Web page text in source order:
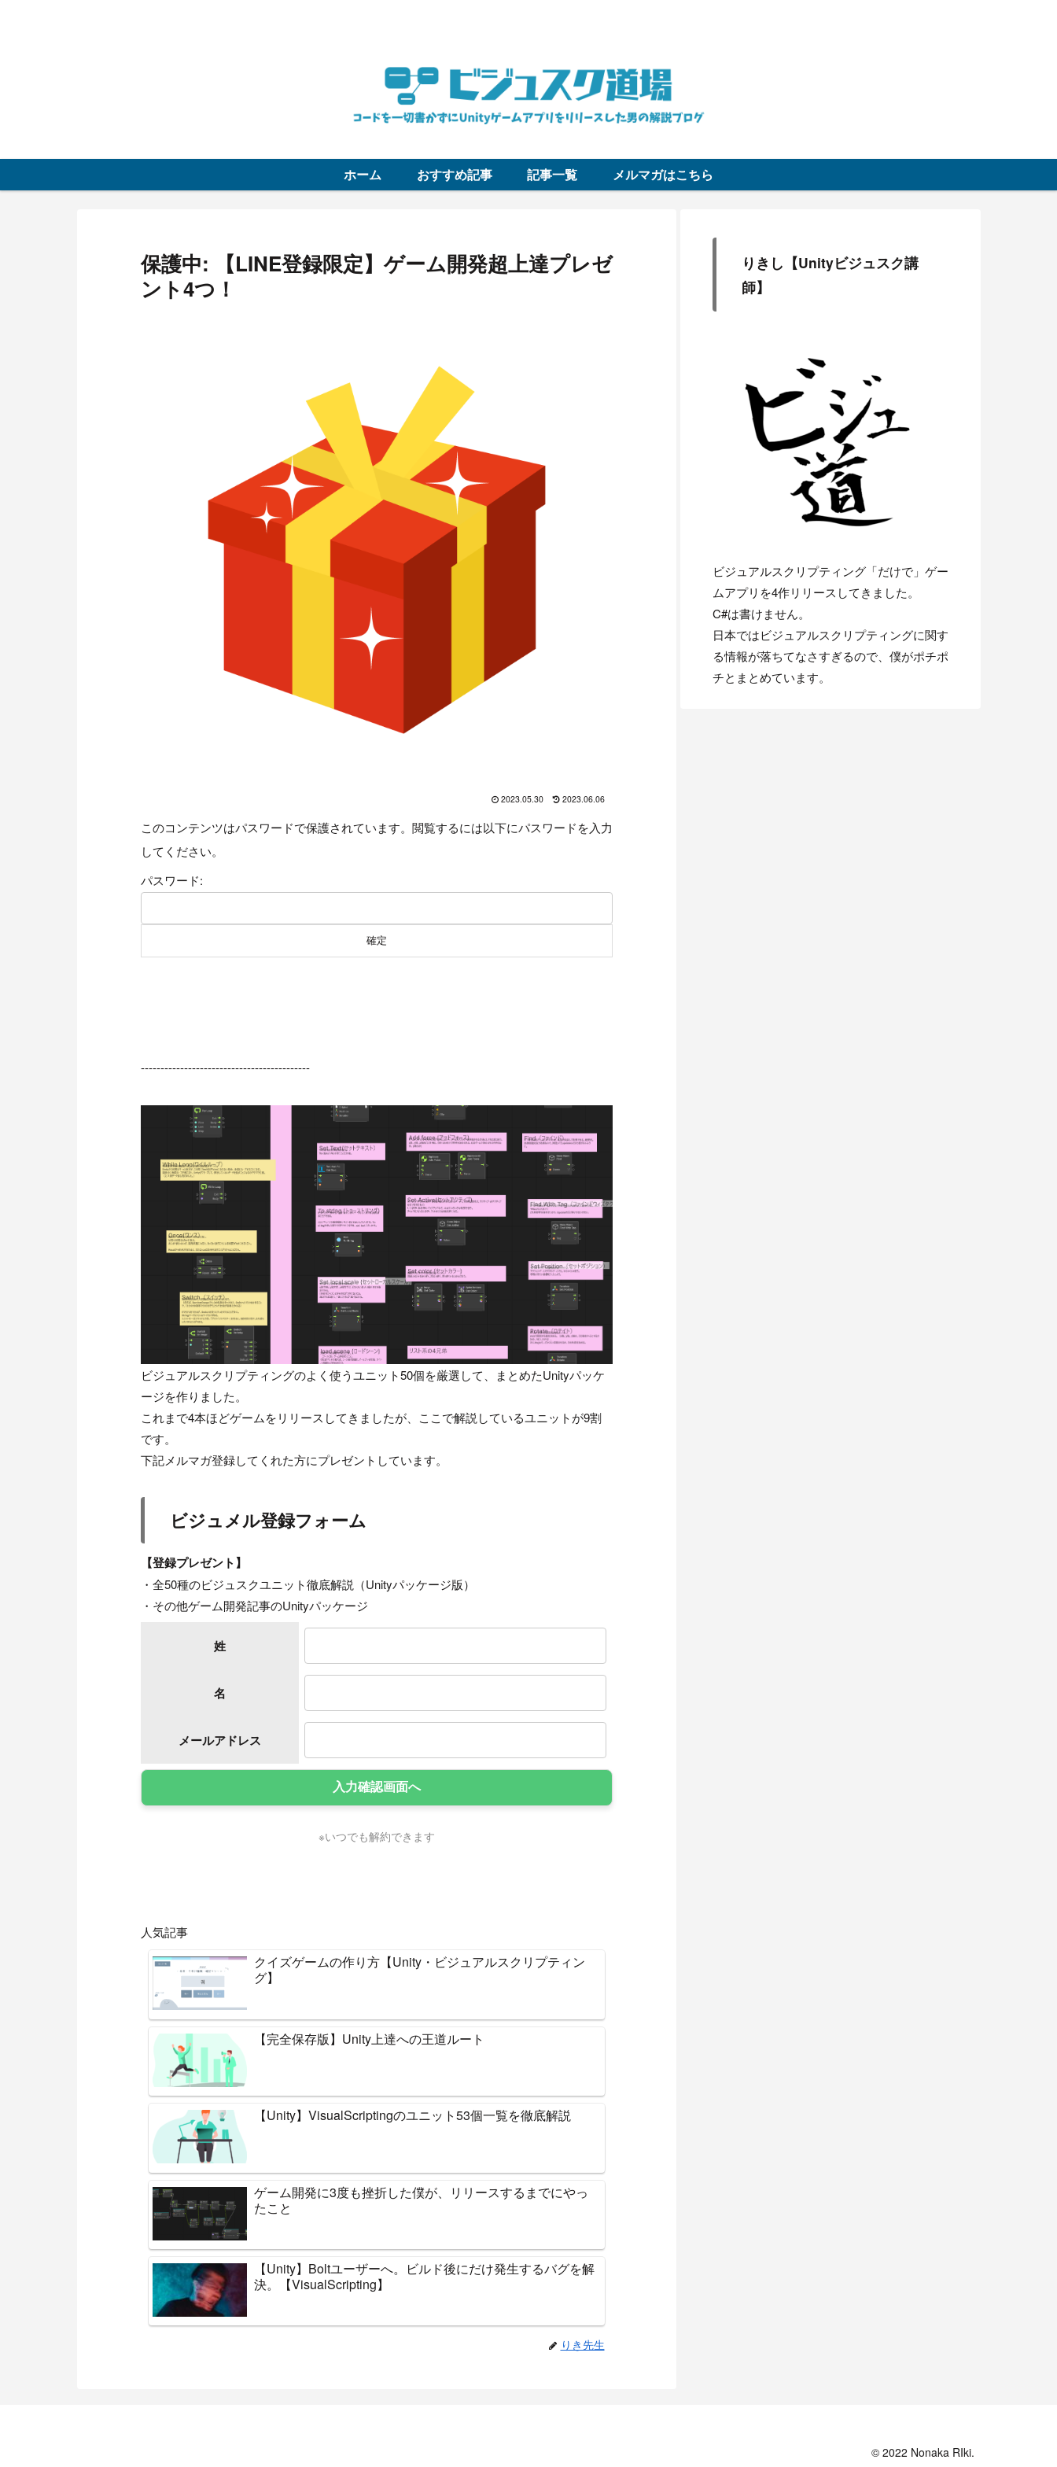
ホーム おすすめ記事 記事一覧 メルマガはこちら
保護中: 【LINE登録限定】ゲーム開発超上達プレゼ
ント4つ！
2023.05.30 2023.06.06
このコンテンツはパスワードで保護されています。閲覧するには以下にパスワードを入力
してください。
パスワード:
-------------------------------------------
ビジュアルスクリプティングのよく使うユニット50個を厳選して、まとめたUnityパッケ
ージを作りました。
これまで4本ほどゲームをリリースしてきましたが、ここで解説しているユニットが9割
です。
下記メルマガ登録してくれた方にプレゼントしています。
ビジュメル登録フォーム
【登録プレゼント】
・全50種のビジュスクユニット徹底解説（Unityパッケージ版）
・その他ゲーム開発記事のUnityパッケージ
姓
名
メールアドレス
※いつでも解約できます
人気記事
クイズゲームの作り方【Unity・ビジュアルスクリプティン
グ】
【完全保存版】Unity上達への王道ルート
【Unity】VisualScriptingのユニット53個一覧を徹底解説
ゲーム開発に3度も挫折した僕が、リリースするまでにやっ
たこと
【Unity】Boltユーザーへ。ビルド後にだけ発生するバグを解
決。【VisualScripting】
りき先生
りきし【Unityビジュスク講
師】
ビジュアルスクリプティング「だけで」ゲー
ムアプリを4作リリースしてきました。
C#は書けません。
日本ではビジュアルスクリプティングに関す
る情報が落ちてなさすぎるので、僕がポチポ
チとまとめています。
© 2022 Nonaka RIki.